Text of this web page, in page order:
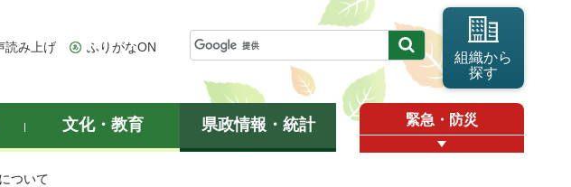
読み上げ ふりがなON
組織から
探す
文化・教育 県政情報・統計 緊急・防災
ついて